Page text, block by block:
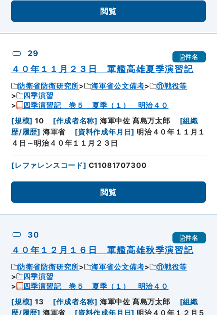
閲覧
29 件名
４０年１１月２３日 軍艦高雄夏季演習記
防衛省防衛研究所 海軍省公文備考
⑪戦役等
四季演習
四季演習記 巻５ 夏季（１） 明治４０
[規模] 10 [作成者名称] 海軍中佐 髙島万太郎 [組織
歴/履歴] 海軍省 [資料作成年月日] 明治４０年１１月１
４日～明治４０年１１月２３日
[レファレンスコード] C11081707300
閲覧
30 件名
４０年１２月１６日 軍艦高雄秋季演習記
防衛省防衛研究所 海軍省公文備考
⑪戦役等
四季演習
四季演習記 巻５ 夏季（１） 明治４０
[規模] 13 [作成者名称] 海軍中佐 髙島万太郎 [組織
歴/履歴] 海軍省 [資料作成年月日] 明治４０年１２月５